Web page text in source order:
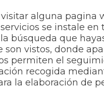
alguna
se instale
búsqueda que
vistos, donde
permiten el
recogida
la elaboración de